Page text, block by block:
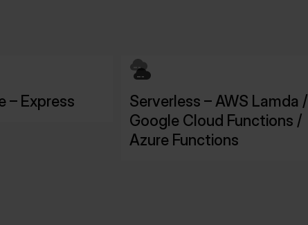
– Express
Serverless – AWS Lamda /
Google Cloud Functions /
Azure Functions